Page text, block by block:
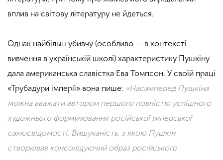
вплив на світову літературу не йдеться.
Однак найбільш убивчу (особливо — в контексті
вивчення в українській школі) характеристику Пушкіну
дала американська славістка Ева Томпсон. У своїй праці
«Трубадури імперії» вона пише: «Насамперед Пушкіна
можна вважати автором першого повністю успішного
художнього формулювання російської імперської
самосвідомості. Вишуканість, з якою Пушкін
створював консолідуючий образ російського